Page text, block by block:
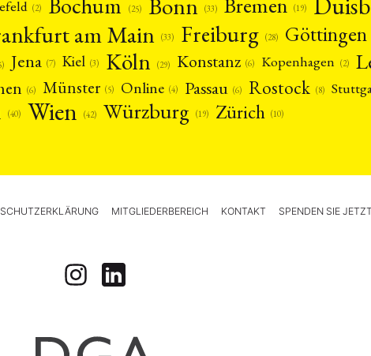
(2) Bochum (25) (33) (19)
am Main (33) Freiburg (28) Göttingen
Jena (7) Kiel (3) Köln (29) Konstanz (6) Kopenhagen (2)
(6) Münster (5) Online (4) Passau (6) Rostock (8)
(40) Wien (42) Würzburg (19) Zürich (10)
MITGLIEDERBEREICH KONTAKT SPENDEN SIE